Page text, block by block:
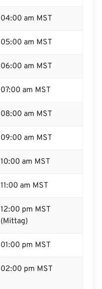
04:00 am MST
05:00 am MST
06:00 am MST
07:00 am MST
08:00 am MST
09:00 am MST
10:00 am MST
11:00 am MST
12:00 pm MST
(Mittag)
01:00 pm MST
02:00 pm MST